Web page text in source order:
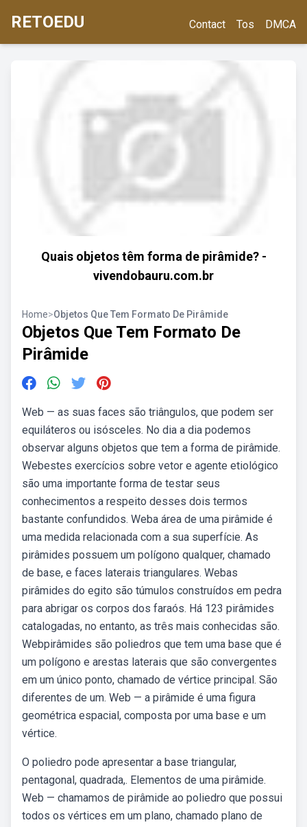
RETOEDU Contact Tos DMCA
Quais objetos têm forma de pirâmide? -
vivendobauru.com.br
Home>Objetos Que Tem Formato De Pirâmide
Objetos Que Tem Formato De
Pirâmide
Web — as suas faces são triângulos, que podem ser
equiláteros ou isósceles. No dia a dia podemos
observar alguns objetos que tem a forma de pirâmide.
Webestes exercícios sobre vetor e agente etiológico
são uma importante forma de testar seus
conhecimentos a respeito desses dois termos
bastante confundidos. Weba área de uma pirâmide é
uma medida relacionada com a sua superfície. As
pirâmides possuem um polígono qualquer, chamado
de base, e faces laterais triangulares. Webas
pirâmides do egito são túmulos construídos em pedra
para abrigar os corpos dos faraós. Há 123 pirâmides
catalogadas, no entanto, as três mais conhecidas são.
Webpirâmides são poliedros que tem uma base que é
um polígono e arestas laterais que são convergentes
em um único ponto, chamado de vértice principal. São
diferentes de um. Web — a pirâmide é uma figura
geométrica espacial, composta por uma base e um
vértice.
O poliedro pode apresentar a base triangular,
pentagonal, quadrada,. Elementos de uma pirâmide.
Web — chamamos de pirâmide ao poliedro que possui
todos os vértices em um plano, chamado plano de